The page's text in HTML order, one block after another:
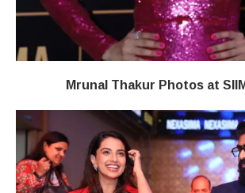
Mrunal Thakur Photos at